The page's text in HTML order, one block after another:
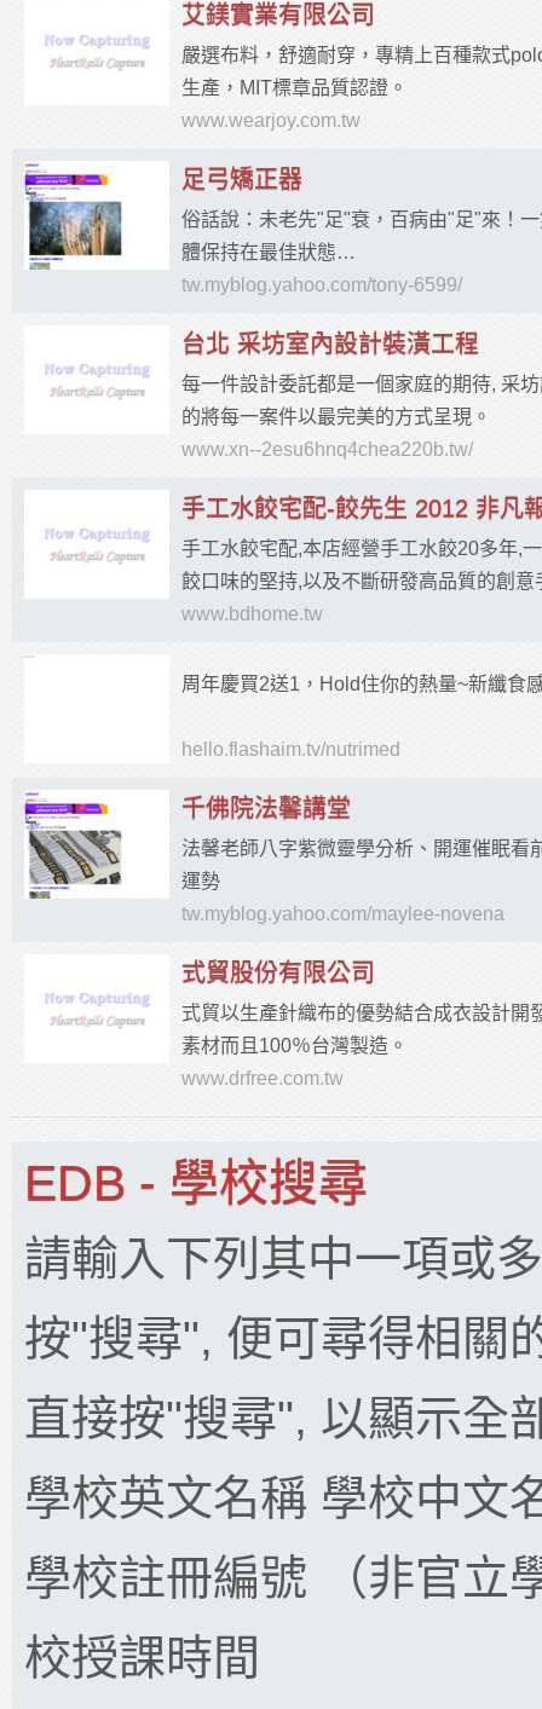
艾鎂實業有限公司
嚴選布料，舒適耐穿，專精上百種款式
生產，MIT標章品質認證。
www.wearjoy.com.tw
足弓矯正器
俗話說：未老先"足"衰，百病由"足"來！
體保持在最佳狀態…
tw.myblog.yahoo.com/tony-6599/
台北 采坊室內設計裝潢工程
每一件設計委託都是一個家庭的期待, 采
的將每一案件以最完美的方式呈現。
www.xn--2esu6hnq4chea220b.tw/
手工水餃宅配-餃先生 2012 非凡
手工水餃宅配,本店經營手工水餃20多年,
餃口味的堅持,以及不斷研發高品質的創
愛吃手工水餃的老饕,都能喜愛我們的創意
www.bdhome.tw
周年慶買2送1，Hold住你的熱量~新纖食
hello.flashaim.tv/nutrimed
千佛院法馨講堂
法馨老師八字紫微靈學分析、開運催眠看
運勢
tw.myblog.yahoo.com/maylee-novena
式貿股份有限公司
式貿以生產針織布的優勢結合成衣設計開
素材而且100％台灣製造。
www.drfree.com.tw
EDB - 學校搜尋
請輸入下列其中一項或
按"搜尋", 便可尋得相關
直接按"搜尋", 以顯示全
學校英文名稱 學校中文
學校註冊編號 （非官立
校授課時間